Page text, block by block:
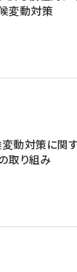
変動対策
変動対策に関
取り組み